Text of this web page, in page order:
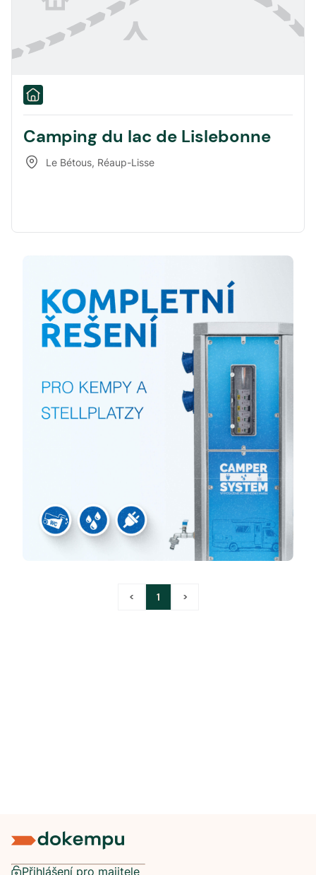
Camping du lac de Lislebonne
Le Bétous, Réaup-Lisse
< 1 >
Přihlášení pro majitele